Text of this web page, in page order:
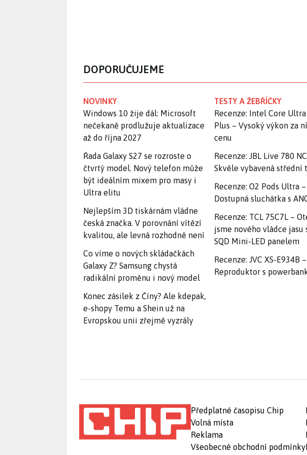
DOPORUČUJEME
NOVINKY
Windows 10 žije dál: Microsoft
nečekaně prodlužuje aktualizace
až do října 2027
Řada Galaxy S27 se rozroste o
čtvrtý model. Nový telefon může
být ideálním mixem pro masy i
Ultra elitu
Nejlepším 3D tiskárnám vládne
česká značka. V porovnání vítězí
kvalitou, ale levná rozhodně není
Co víme o nových skládačkách
Galaxy Z? Samsung chystá
radikální proměnu i nový model
Konec zásilek z Číny? Ale kdepak,
e-shopy Temu a Shein už na
Evropskou unii zřejmě vyzrály
TESTY A ŽEBŘÍČKY
Recenze: Intel Core
Plus – Vysoký výkon za
cenu
Recenze: JBL Live 780
Skvěle vybavená střední
Recenze: O2 Pods Ultra –
Dostupná sluchátka s
Recenze: TCL 75C7L –
jsme nového vládce jasu
SQD Mini-LED panelem
Recenze: JVC XS-E934B –
Reproduktor s
Předplatné časopisu Chip
Volná místa
Reklama
Všeobecné obchodní podmínky